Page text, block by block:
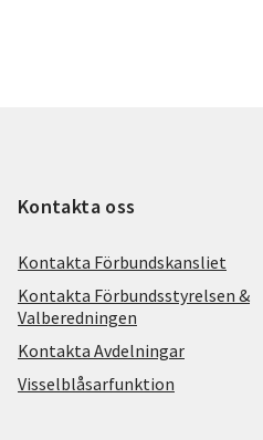
Kontakta oss
Kontakta Förbundskansliet
Kontakta Förbundsstyrelsen &
Valberedningen
Kontakta Avdelningar
Visselblåsarfunktion